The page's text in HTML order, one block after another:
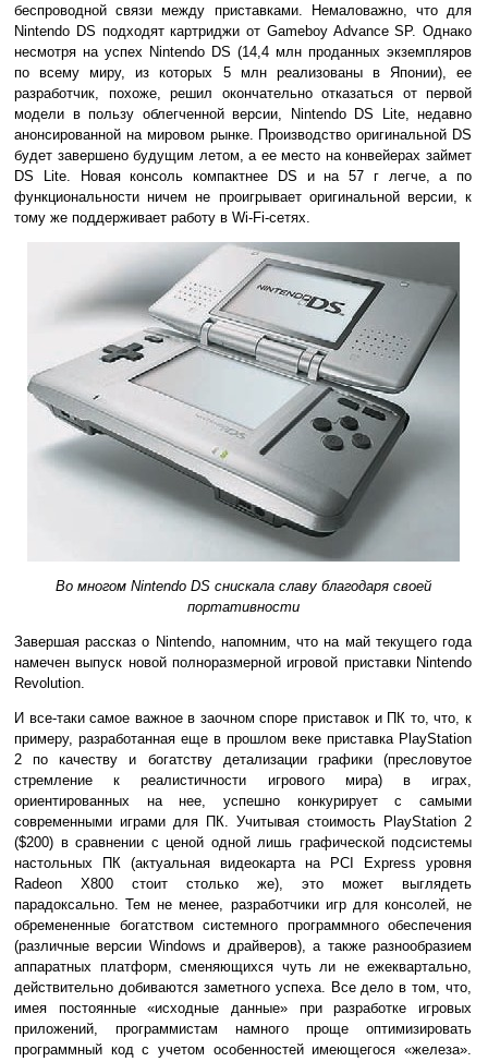
беспроводной связи между приставками. Немаловажно, что для
Nintendo DS подходят картриджи от Gameboy Advance SP. Однако
несмотря на успех Nintendo DS (14,4 млн проданных экземпляров
по всему миру, из которых 5 млн реализованы в Японии), ее
разработчик, похоже, решил окончательно отказаться от первой
модели в пользу облегченной версии, Nintendo DS Lite, недавно
анонсированной на мировом рынке. Производство оригинальной DS
будет завершено будущим летом, а ее место на конвейерах займет
DS Lite. Новая консоль компактнее DS и на 57 г легче, а по
функциональности ничем не проигрывает оригинальной версии, к
тому же поддерживает работу в Wi-Fi-сетях.
Во многом Nintendo DS снискала славу благодаря своей
портативности
Завершая рассказ о Nintendo, напомним, что на май текущего года
намечен выпуск новой полноразмерной игровой приставки Nintendo
Revolution.
И все-таки самое важное в заочном споре приставок и ПК то, что, к
примеру, разработанная еще в прошлом веке приставка PlayStation
2 по качеству и богатству детализации графики (пресловутое
стремление к реалистичности игрового мира) в играх,
ориентированных на нее, успешно конкурирует с самыми
современными играми для ПК. Учитывая стоимость PlayStation 2
($200) в сравнении с ценой одной лишь графической подсистемы
настольных ПК (актуальная видеокарта на PCI Express уровня
Radeon X800 стоит столько же), это может выглядеть
парадоксально. Тем не менее, разработчики игр для консолей, не
обремененные богатством системного программного обеспечения
(различные версии Windows и драйверов), а также разнообразием
аппаратных платформ, сменяющихся чуть ли не ежеквартально,
действительно добиваются заметного успеха. Все дело в том, что,
имея постоянные «исходные данные» при разработке игровых
приложений, программистам намного проще оптимизировать
программный код с учетом особенностей имеющегося «железа».